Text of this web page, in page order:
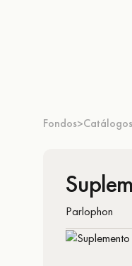
Fondos>
Parlophon